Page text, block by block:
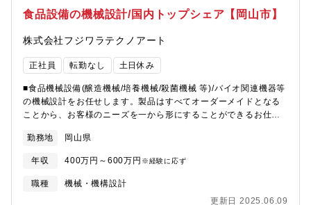
食品設備の機械設計/国内トップシェア【岡山市】
株式会社フジワラテクノアート
正社員 転勤なし 土日休み
■食品機械設備(醸造機械/培養機械/殺菌機械 等)/バイオ関連機器等
の機械設計をお任せします。製品はすべてオーダーメイドとなる
ことから、お客様のニーズを一から形にすることができるお仕事
械・設備の仕様設計/工学計算・解析（強度、熱、流体）/設備の改
良提案および改良/完成品の動作確認、機械の試運転時の立会い
（顧客先）■納品までは、3ヶ月から1年半までの長期スパンとな
り、場合によっては 国内外への出張も発生します。徐々に業務の
勤務地 岡山県
年収 400万円～600万円 ※経験に応ず
職種
機械・機構設計
更新日 2025.06.09